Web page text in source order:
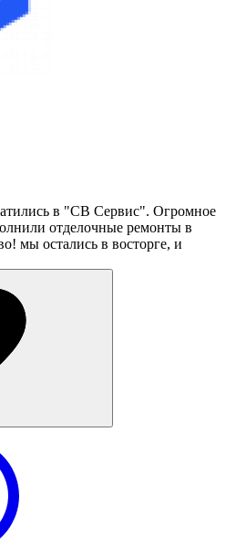
в "СВ Сервис". Огромное
отделочные ремонты в
мы остались в восторге, и